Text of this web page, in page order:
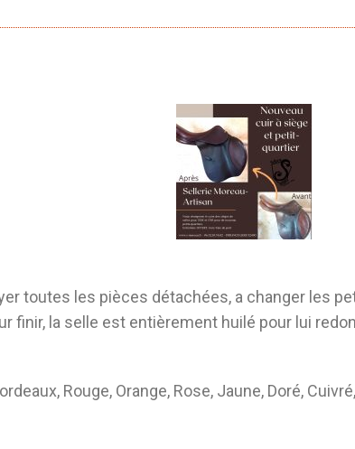
toutes les pièces détachées, a changer les
finir, la selle est entièrement huilé pour lui
Rouge, Orange, Rose, Jaune, Doré, Cuivré,